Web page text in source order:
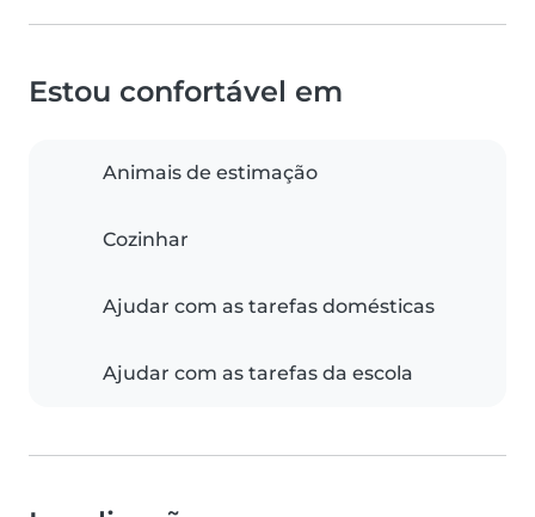
Estou confortável em
Animais de estimação
Cozinhar
Ajudar com as tarefas domésticas
Ajudar com as tarefas da escola